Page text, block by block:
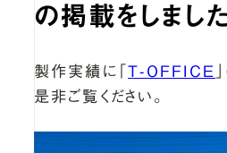
の掲載をしました
製作実績に「T-OFFICE
是非ご覧ください。